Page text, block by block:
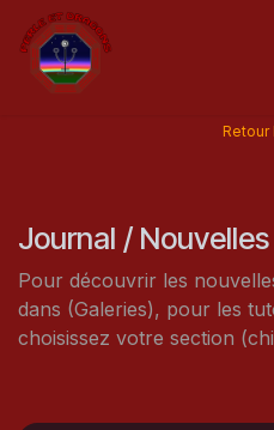
Se rendre au contenu
Retour
Journal / Nouvelles
Pour découvrir les
dans (Galeries), pour les
choisissez votre section